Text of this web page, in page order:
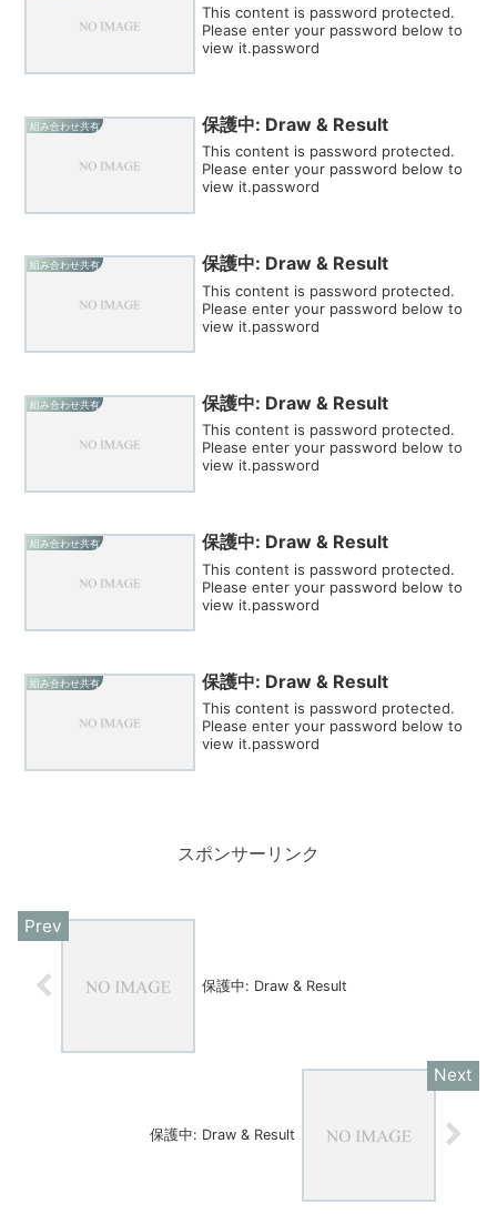
This content is password protected.
Please enter your password below to
view it.password
組み合わせ共有 保護中: Draw & Result
This content is password protected.
Please enter your password below to
view it.password
組み合わせ共有 保護中: Draw & Result
This content is password protected.
Please enter your password below to
view it.password
組み合わせ共有 保護中: Draw & Result
This content is password protected.
Please enter your password below to
view it.password
組み合わせ共有 保護中: Draw & Result
This content is password protected.
Please enter your password below to
view it.password
組み合わせ共有 保護中: Draw & Result
This content is password protected.
Please enter your password below to
view it.password
スポンサーリンク
保護中: Draw & Result
保護中: Draw & Result